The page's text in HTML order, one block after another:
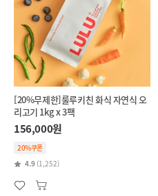
[20%무제한]룰루키친 화식 자연식 오
리고기 1kg x 3팩
156,000원
20%쿠폰
4.9 (1,252)